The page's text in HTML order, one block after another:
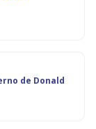
de Donald